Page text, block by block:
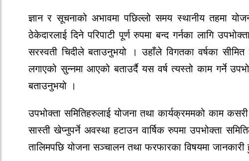
ज्ञान र सूचनाको अभावमा पछिल्लो समय स्थानीय तहमा
ठेकेदारलाई दिने परिपाटी पूर्ण रुपमा बन्द गर्नका लागि
सरस्वती चिदीले बताउनुभयो । उहाँले विगतका वर्षका सीमित
लगाएको सुन्नमा आएको बताउर्दै यस वर्ष त्यस्तो काम गर्ने
बताउनुभयो ।
उपभोक्ता समितिहरुलाई योजना तथा कार्यक्रममको काम
सास्ती खेप्नुपर्ने अवस्था हटाउन वार्षिक रुपमा उपभोक्ता
तालिमपछि योजना सञ्चालन तथा फरफारका विषयमा